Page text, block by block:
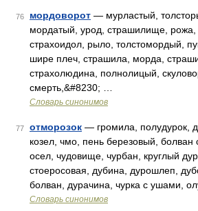
76 мордоворот — мурластый,
мордатый, урод, страшилище, рожа,
страхоидол, рыло, толстомордый,
шире плеч, страшила, морда,
страхолюдина, полнолицый,
смерть,&#8230; …
Словарь синонимов
77 отморозок — громила, полудурок,
козел, чмо, пень березовый, болван
осел, чудовище, чурбан, круглый
стоеросовая, дубина, дурошлеп,
болван, дурачина, чурка с ушами,
Словарь синонимов